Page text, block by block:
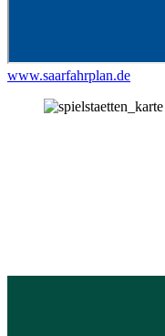
www.saarfahrplan.de